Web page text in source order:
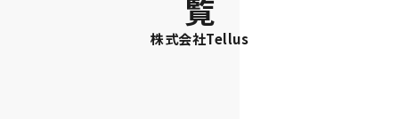
覧
株式会社Tellus